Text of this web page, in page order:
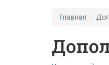
Главная